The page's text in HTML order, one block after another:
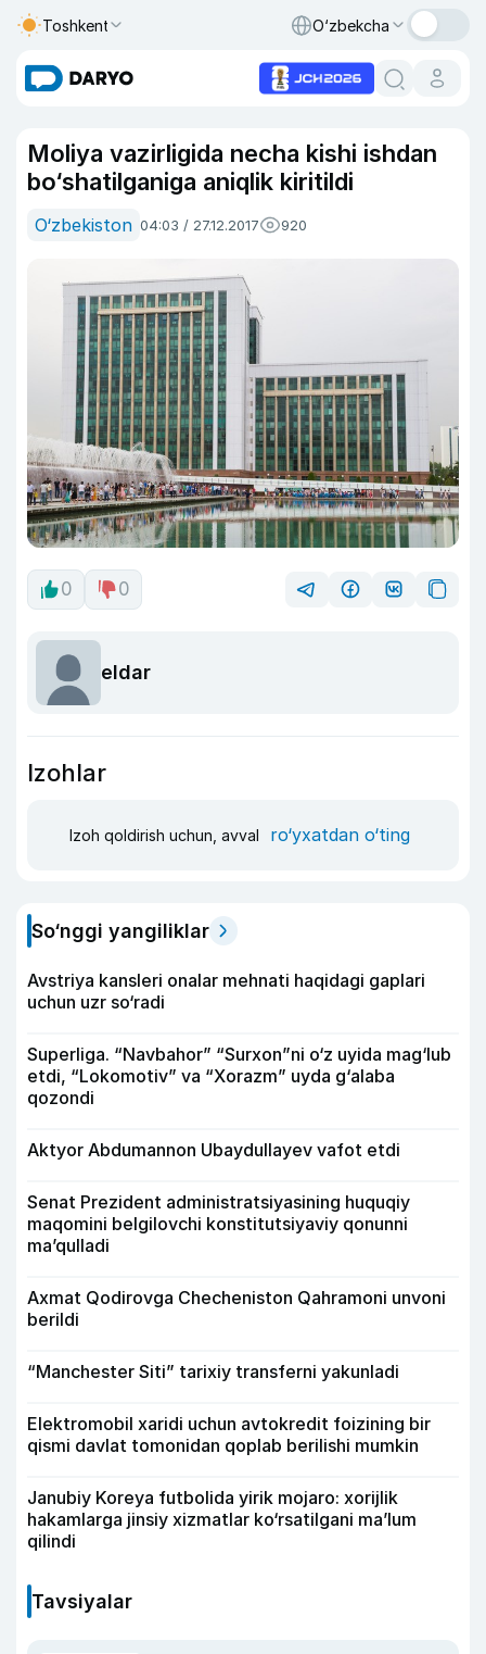
Toshkent O‘zbekcha
Moliya vazirligida necha kishi ishdan
bo‘shatilganiga aniqlik kiritildi
O‘zbekiston 04:03 / 27.12.2017 920
0 0
eldar
Izohlar
Izoh qoldirish uchun, avval ro‘yxatdan o‘ting
So‘nggi yangiliklar
Avstriya kansleri onalar mehnati haqidagi gaplari
uchun uzr so‘radi
Superliga. “Navbahor” “Surxon”ni o‘z uyida mag‘lub
etdi, “Lokomotiv” va “Xorazm” uyda g‘alaba
qozondi
Aktyor Abdu­mannon Ubaydullayev vafot etdi
Senat Prezident administratsiyasining huquqiy
maqomini belgilovchi konstitutsiyaviy qonunni
ma’qulladi
Axmat Qodirovga Checheniston Qahramoni unvoni
berildi
“Manchester Siti” tarixiy transferni yakunladi
Elektromobil xaridi uchun avtokredit foizining bir
qismi davlat tomonidan qoplab berilishi mumkin
Janubiy Koreya futbolida yirik mojaro: xorijlik
hakamlarga jinsiy xizmatlar ko‘rsatilgani ma’lum
qilindi
Tavsiyalar